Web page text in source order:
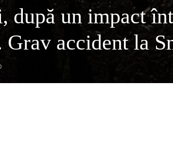
după un impact
Grav accident la